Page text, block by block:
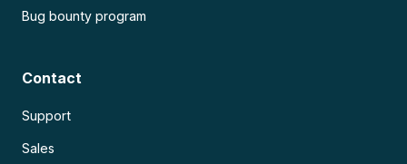
Bug bounty program
Contact
Support
Sales